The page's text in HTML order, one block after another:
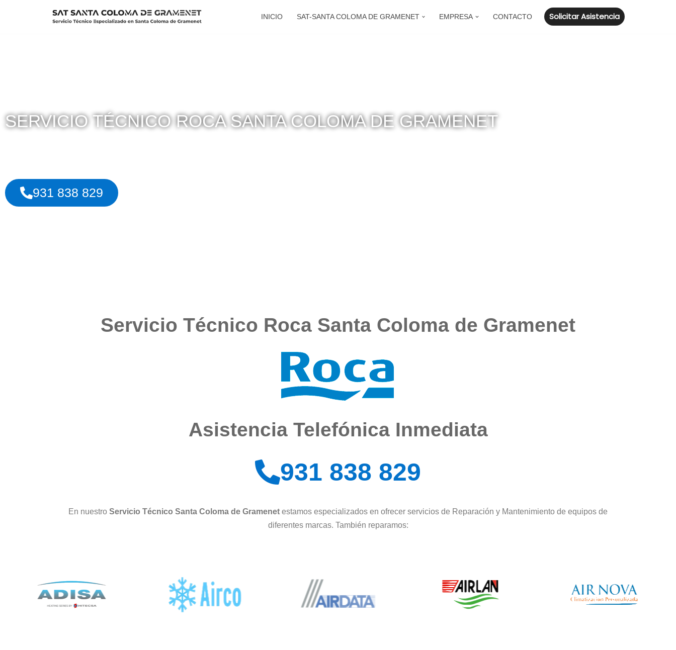
INICIO SAT-SANTA COLOMA DE GRAMENET EMPRESA CONTACTO Solicitar Asistencia
SERVICIO TÉCNICO ROCA SANTA COLOMA DE GRAMENET
931 838 829
Servicio Técnico Roca Santa Coloma de Gramenet
Asistencia Telefónica Inmediata
931 838 829
En nuestro Servicio Técnico Santa Coloma de Gramenet estamos especializados en ofrecer servicios de Reparación y Mantenimiento de equipos de
diferentes marcas. También reparamos: